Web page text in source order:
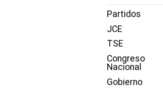
Partidos
JCE
TSE
Congreso
Nacional
Gobierno